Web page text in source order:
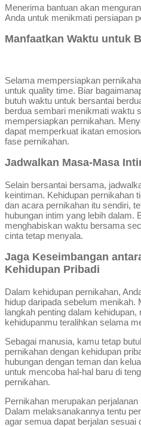
Menerima bantuan akan
Anda untuk menikmati persiapan
Manfaatkan Waktu untuk
Selama mempersiapkan
untuk quality time. Biar
butuh waktu untuk bersantai
berdua sembari menikmati waktu
mempersiapkan pernikahan.
dapat memperkuat ikatan
fase pernikahan.
Jadwalkan Masa-Masa
Selain bersantai bersama,
keintiman. Kehidupan pernikahan
dan acara pernikahan itu sendiri,
hubungan intim yang lebih dalam.
menghabiskan waktu bersama
cinta tetap menyala.
Jaga Keseimbangan
Kehidupan Pribadi
Dalam kehidupan pernikahan,
hidup daripada sebelum menikah.
langkah penting dalam
kehidupanmu teralihkan selama
Sebagai manusia, kamu tetap
pernikahan dengan kehidupan
hubungan dengan teman dan
untuk mencoba hal-hal baru di
pernikahan.
Pernikahan merupakan
Dalam melaksanakannya tentu
agar semua dapat berjalan sesuai